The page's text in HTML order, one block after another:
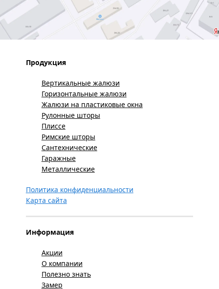
Продукция
Вертикальные жалюзи
Горизонтальные жалюзи
Жалюзи на пластиковые окна
Рулонные шторы
Плиссе
Римские шторы
Сантехнические
Гаражные
Металлические
Политика конфиденциальности
Карта сайта
Информация
Акции
О компании
Полезно знать
Замер